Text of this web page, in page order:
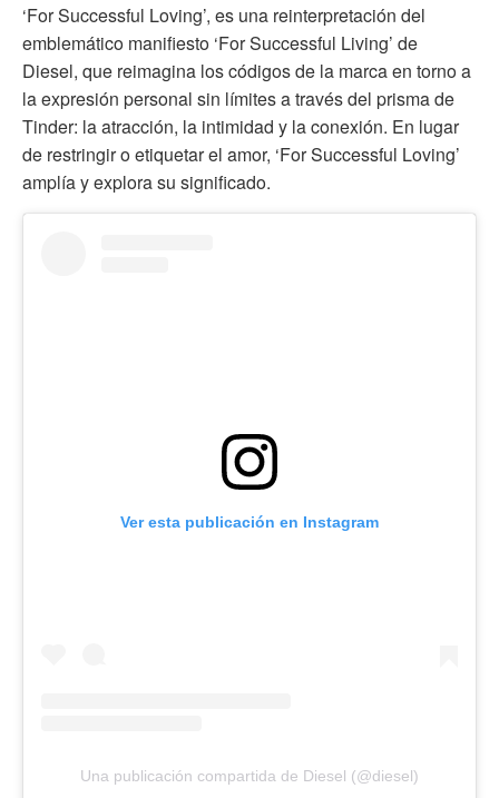
‘For Successful Loving’, es una reinterpretación del
emblemático manifiesto ‘For Successful Living’ de
Diesel, que reimagina los códigos de la marca en torno a
la expresión personal sin límites a través del prisma de
Tinder: la atracción, la intimidad y la conexión. En lugar
de restringir o etiquetar el amor, ‘For Successful Loving’
amplía y explora su significado.
Ver esta publicación en Instagram
Una publicación compartida de Diesel (@diesel)